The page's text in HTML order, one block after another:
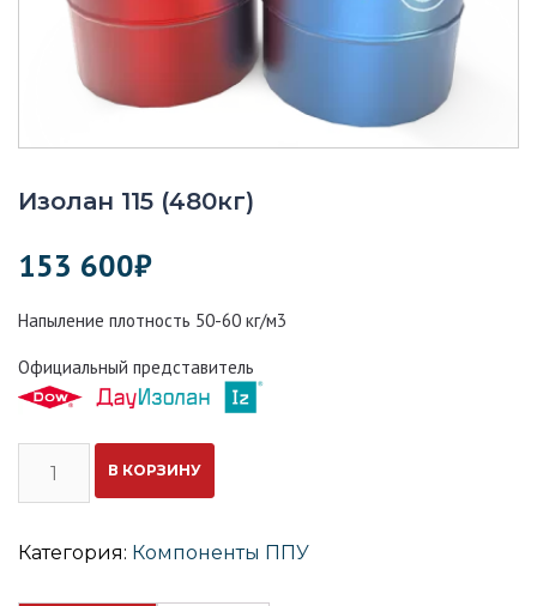
Изолан 115 (480кг)
153 600₽
Напыление плотность 50-60 кг/м3
Официальный представитель
Количество
Изолан
115
В КОРЗИНУ
Категория: Компоненты ППУ